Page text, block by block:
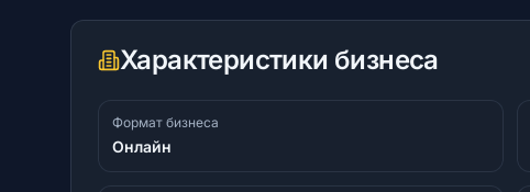
Характеристики бизнеса
Формат бизнеса
Онлайн